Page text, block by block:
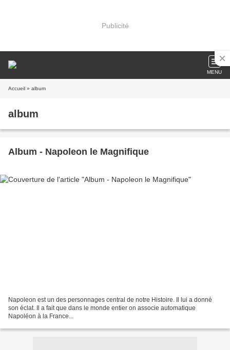
Publicité
MENU
Accueil » album
album
Album - Napoleon le Magnifique
Napoleon est un des personnages central de notre Histoire. Il lui a donné
son éclat. Il a fait que dans le monde entier on associe automatique
Napoléon à la France...